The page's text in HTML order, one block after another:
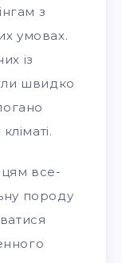
з
умовах.
із
швидко
все-
породу